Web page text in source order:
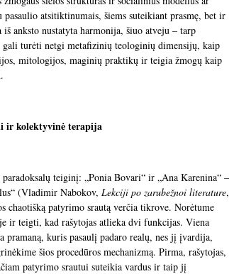
atsitiktinumais, šiems suteikiant prasmę, bet ir
anksto nustatyta harmonija, šiuo atveju – tarp
turėti netgi metafizinių teologinių dimensijų, kaip
mitologijos, maginių praktikų ir teigia žmogų kaip
ir kolektyvinė terapija
teiginį: „Ponia Bovari“ ir „Ana Karenina“ –
(Vladimir Nabokov, Lekciji po zarubežnoi literature,
chaotišką patyrimo srautą verčia tikrove. Norėtume
ir teigti, kad rašytojas atlieka dvi funkcijas. Viena
pramaną, kuris pasaulį padaro realų, nes jį įvardija,
šios procedūros mechanizmą. Pirma, rašytojas,
patyrimo srautui suteikia vardus ir taip jį